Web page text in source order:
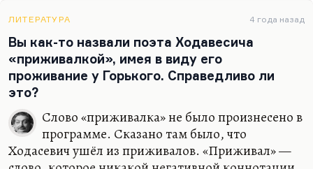
его почему-то не полюбила. Понятно, почему.
Потому что Алина Телепнёва — такая русская
душа, и она чувствует самгинскую пустоту.
Конечно, это огромная тема в жизни Ходасевича
и в жизни всякого мужчину, но это особый
разговор. Я думаю, что…
ЛИТЕРАТУРА 4 года назад
Вы как-то назвали поэта Ходавесича
«приживалкой», имея в виду его
проживание у Горького. Справедливо ли
это?
Слово «приживалка» не было произнесено в
программе. Сказано там было, что
Ходасевич ушёл из приживалов. «Приживал» —